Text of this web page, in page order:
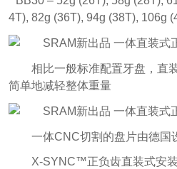
4T), 82g (36T), 94g (38T), 106g
相比一般标准配置牙盘，直
简单地减轻整体重量
一体CNC切割的盘片由德国
X-SYNC™正负齿直装式安